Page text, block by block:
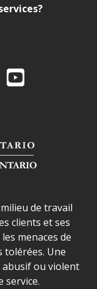
Ontario
YouTube
locaux d'AJO.
de travail
clients et ses
menaces de
tolérées. Une
ou violent
service.